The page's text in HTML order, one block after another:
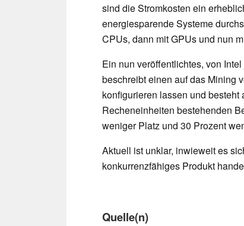
sind die Stromkosten ein
energiesparende Systeme
CPUs, dann mit GPUs und nun
Ein nun veröffentlichtes, von
beschreibt einen auf das Mining
konfigurieren lassen und
Recheneinheiten bestehenden
weniger Platz und 30 Prozent
Aktuell ist unklar, inwieweit es
konkurrenzfähiges Produkt
Quelle(n)